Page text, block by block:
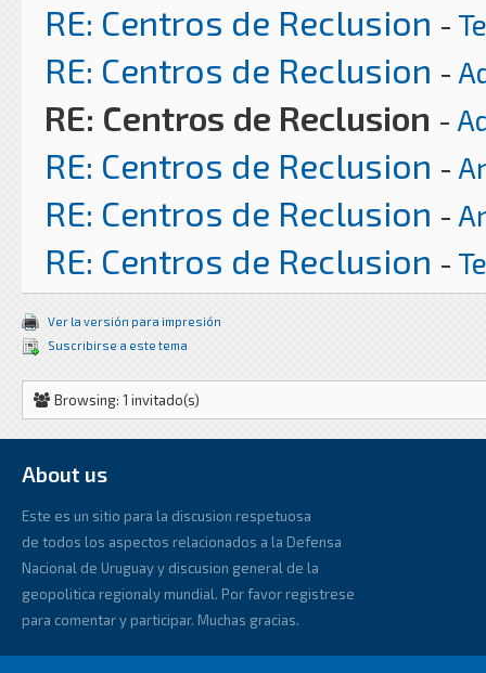
RE: Centros de Reclusion -
RE: Centros de Reclusion -
RE: Centros de Reclusion -
RE: Centros de Reclusion -
RE: Centros de Reclusion -
RE: Centros de Reclusion -
Ver la versión para impresión
Suscribirse a este tema
Browsing: 1 invitado(s)
About us
Este es un sitio para la discusion respetuosa
de todos los aspectos relacionados a la Defensa
Nacional de Uruguay y discusion general de la
geopolitica regionaly mundial. Por favor registrese
para comentar y participar. Muchas gracias.